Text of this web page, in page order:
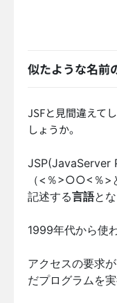
似たような名前
JSFと見間違えて
しょうか。
JSP(JavaServer
（<％>○○<％>
記述する言語とな
1999年代から使
アクセスの要求
だプログラムを実